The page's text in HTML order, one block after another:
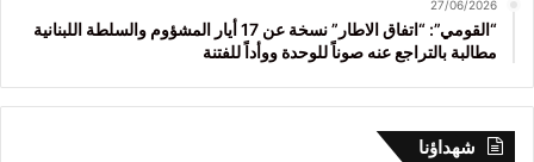
27/06/2026
“القومي”: “اتفاق الاطار” نسخة عن 17 أيار المشؤوم والسلطة اللبنانية
مطالبة بالتراجع عنه صوناً للوحدة ووأداً للفتنة
شهداؤنا